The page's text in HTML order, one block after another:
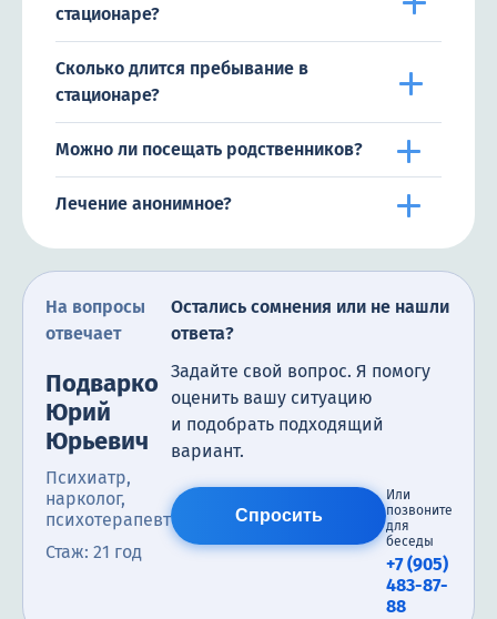
стационаре?
Сколько длится пребывание в
стационаре?
Можно ли посещать родственников?
Лечение анонимное?
На вопросы
отвечает
Подварко
Юрий
Юрьевич
Психиатр,
нарколог,
психотерапевт
Стаж: 21 год
Остались сомнения или не нашли
ответа?
Задайте свой вопрос. Я помогу
оценить вашу ситуацию
и подобрать подходящий
вариант.
Спросить
Или
позвоните
для
беседы
+7 (905)
483-87-
88